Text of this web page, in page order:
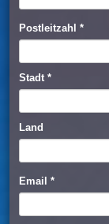
Postleitzahl *
Stadt*
Land
Email *